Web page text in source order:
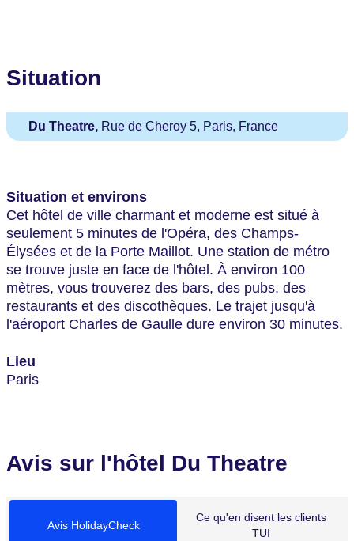
Situation
Du Theatre, Rue de Cheroy 5, Paris, France
Situation et environs
Cet hôtel de ville charmant et moderne est situé à
seulement 5 minutes de l'Opéra, des Champs-
Élysées et de la Porte Maillot. Une station de métro
se trouve juste en face de l'hôtel. À environ 100
mètres, vous trouverez des bars, des pubs, des
restaurants et des discothèques. Le trajet jusqu'à
l'aéroport Charles de Gaulle dure environ 30 minutes.
Lieu
Paris
Avis sur l'hôtel Du Theatre
Avis HolidayCheck
Ce qu'en disent les clients
TUI